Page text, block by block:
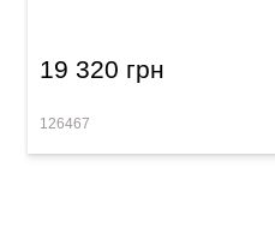
19 320 грн
126467